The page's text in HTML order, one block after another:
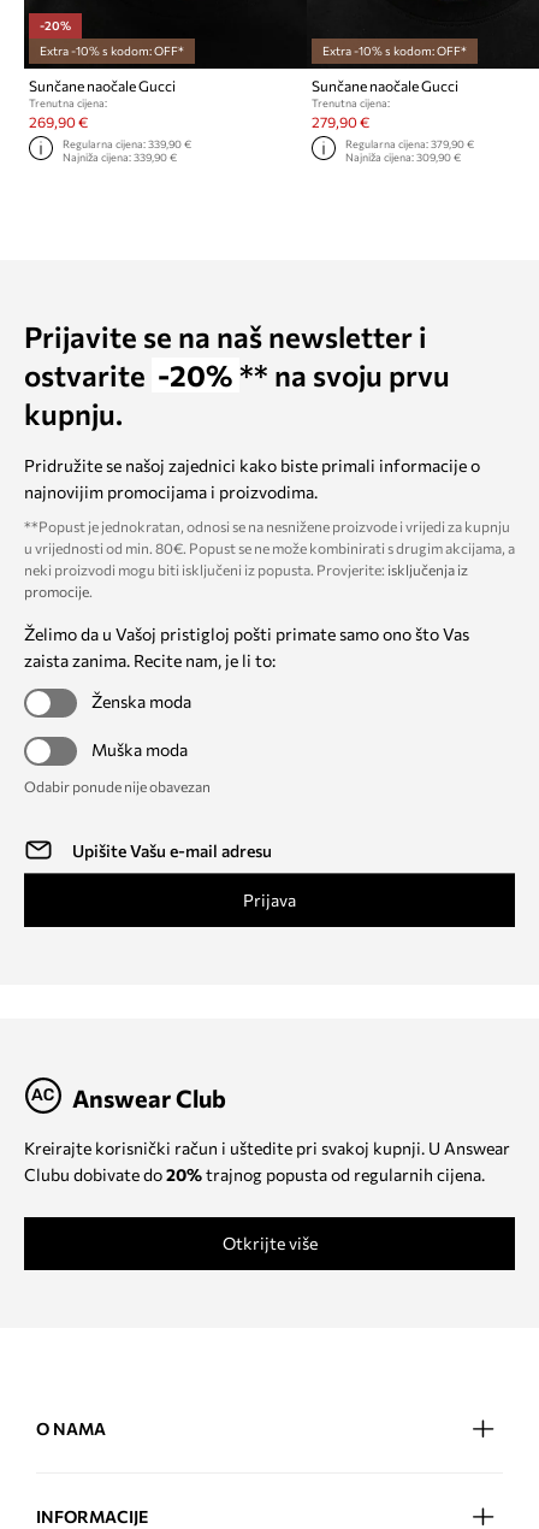
-20%
Extra -10% s kodom: OFF*
Sunčane naočale Gucci
Trenutna cijena:
269,90 €
Regularna cijena:339,90 €
Najniža cijena:339,90 €
Extra -10% s kodom: OFF*
Sunčane naočale Gucci
Trenutna cijena:
279,90 €
Regularna cijena: 379,90 €
Najniža cijena: 309,90 €
Prijavite se na naš newsletter i
ostvarite -20% ** na svoju prvu
kupnju.
Pridružite se našoj zajednici kako biste primali informacije o
najnovijim promocijama i proizvodima.
**Popust je jednokratan, odnosi se na nesnižene proizvode i vrijedi za kupnju
u vrijednosti od min. 80€. Popust se ne može kombinirati s drugim akcijama, a
neki proizvodi mogu biti isključeni iz popusta. Provjerite: isključenja iz
promocije.
Želimo da u Vašoj pristigloj pošti primate samo ono što Vas
zaista zanima. Recite nam, je li to:
Ženska moda
Muška moda
Odabir ponude nije obavezan
Prijava
Answear Club
Kreirajte korisnički račun i uštedite pri svakoj kupnji. U Answear
Clubu dobivate do20%trajnog popusta od regularnih cijena.
Otkrijte više
O NAMA
INFORMACIJE